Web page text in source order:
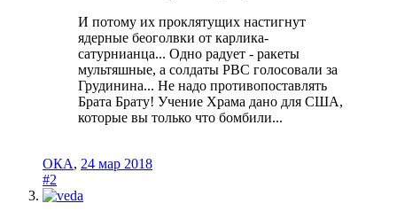
И потому их проклятущих настигнут
ядерные беоголвки от карлика-
сатурнианца... Одно радует - ракеты
мультяшные, а солдаты РВС голосовали за
Грудинина... Не надо противопоставлять
Брата Брату! Учение Храма дано для США,
которые вы только что бомбили...
ОКА, 24 мар 2018
#2